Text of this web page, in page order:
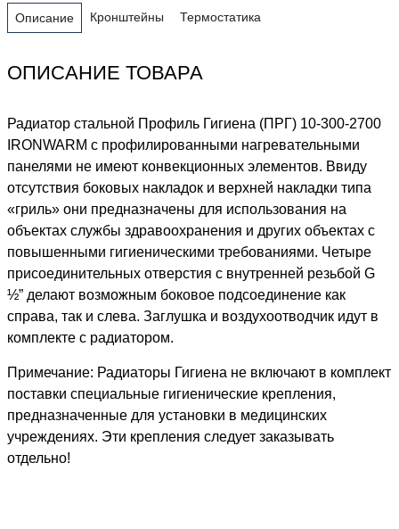
Описание Кронштейны Термостатика
ОПИСАНИЕ ТОВАРА
Радиатор стальной Профиль Гигиена (ПРГ) 10-300-2700
IRONWARM с профилированными нагревательными
панелями не имеют конвекционных элементов. Ввиду
отсутствия боковых накладок и верхней накладки типа
«гриль» они предназначены для использования на
объектах службы здравоохранения и других объектах с
повышенными гигиеническими требованиями. Четыре
присоединительных отверстия с внутренней резьбой G
½” делают возможным боковое подсоединение как
справа, так и слева. Заглушка и воздухоотводчик идут в
комплекте с радиатором.
Примечание: Радиаторы Гигиена не включают в комплект
поставки специальные гигиенические крепления,
предназначенные для установки в медицинских
учреждениях. Эти крепления следует заказывать
отдельно!